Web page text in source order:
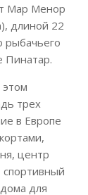
Мар Менор
длиной 22
рыбачьего
Пинатар.
трех
в Европе
центр
спортивный
для